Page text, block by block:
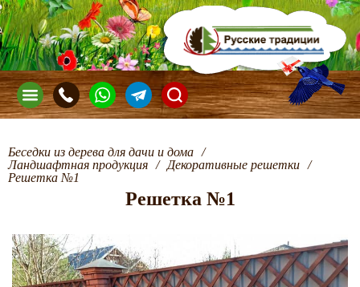
Беседки из дерева для дачи и дома /
Ландшафтная продукция / Декоративные решетки /
Решетка №1
Решетка №1